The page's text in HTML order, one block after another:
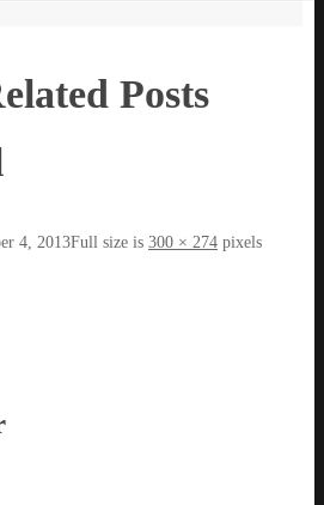
Posts
4, 2013Full size is 300 × 274 pixels